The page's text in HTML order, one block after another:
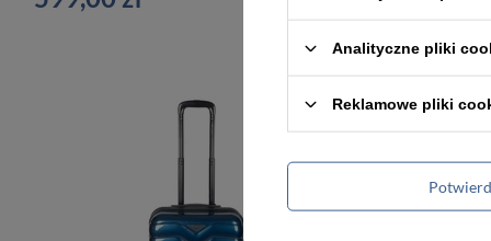
Analityczne pliki
Reklamowe pliki